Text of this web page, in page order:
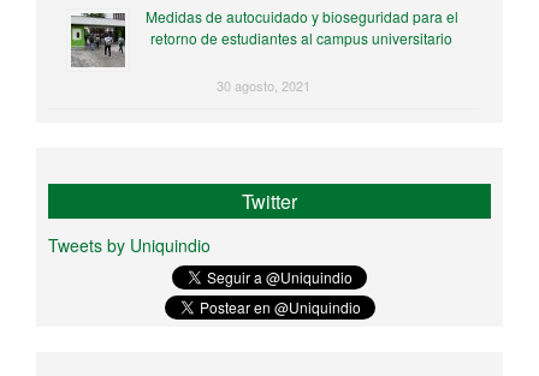
Medidas de autocuidado y bioseguridad para el
retorno de estudiantes al campus universitario
30 agosto, 2021
Twitter
Tweets by Uniquindio